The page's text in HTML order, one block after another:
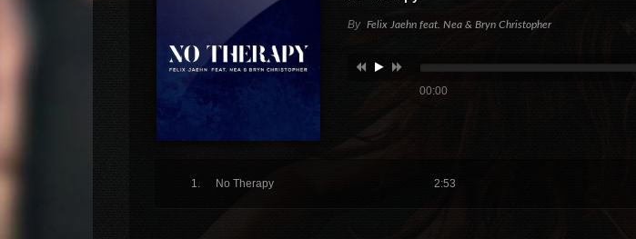
By Felix Jaehn feat. Nea & Bryn Christopher
00:00
No Therapy 2:53